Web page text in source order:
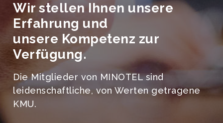
Wir stellen Ihnen unsere
Erfahrung und
unsere Kompetenz zur
Verfügung.
Die Mitglieder von MINOTEL sind
leidenschaftliche, von Werten getragene
KMU.